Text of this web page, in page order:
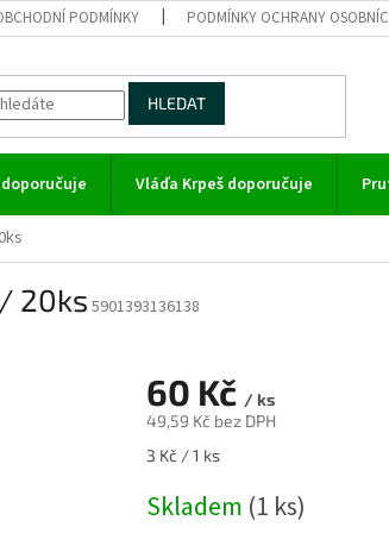
PODMÍNKY PODMÍNKY OCHRANY
HLEDAT
Vláďa Krpeš doporučuje
20ks 5901393136138
60 Kč / ks
49,59 Kč bez DPH
Měrná
3 Kč / 1 ks
Skladem (1 ks)